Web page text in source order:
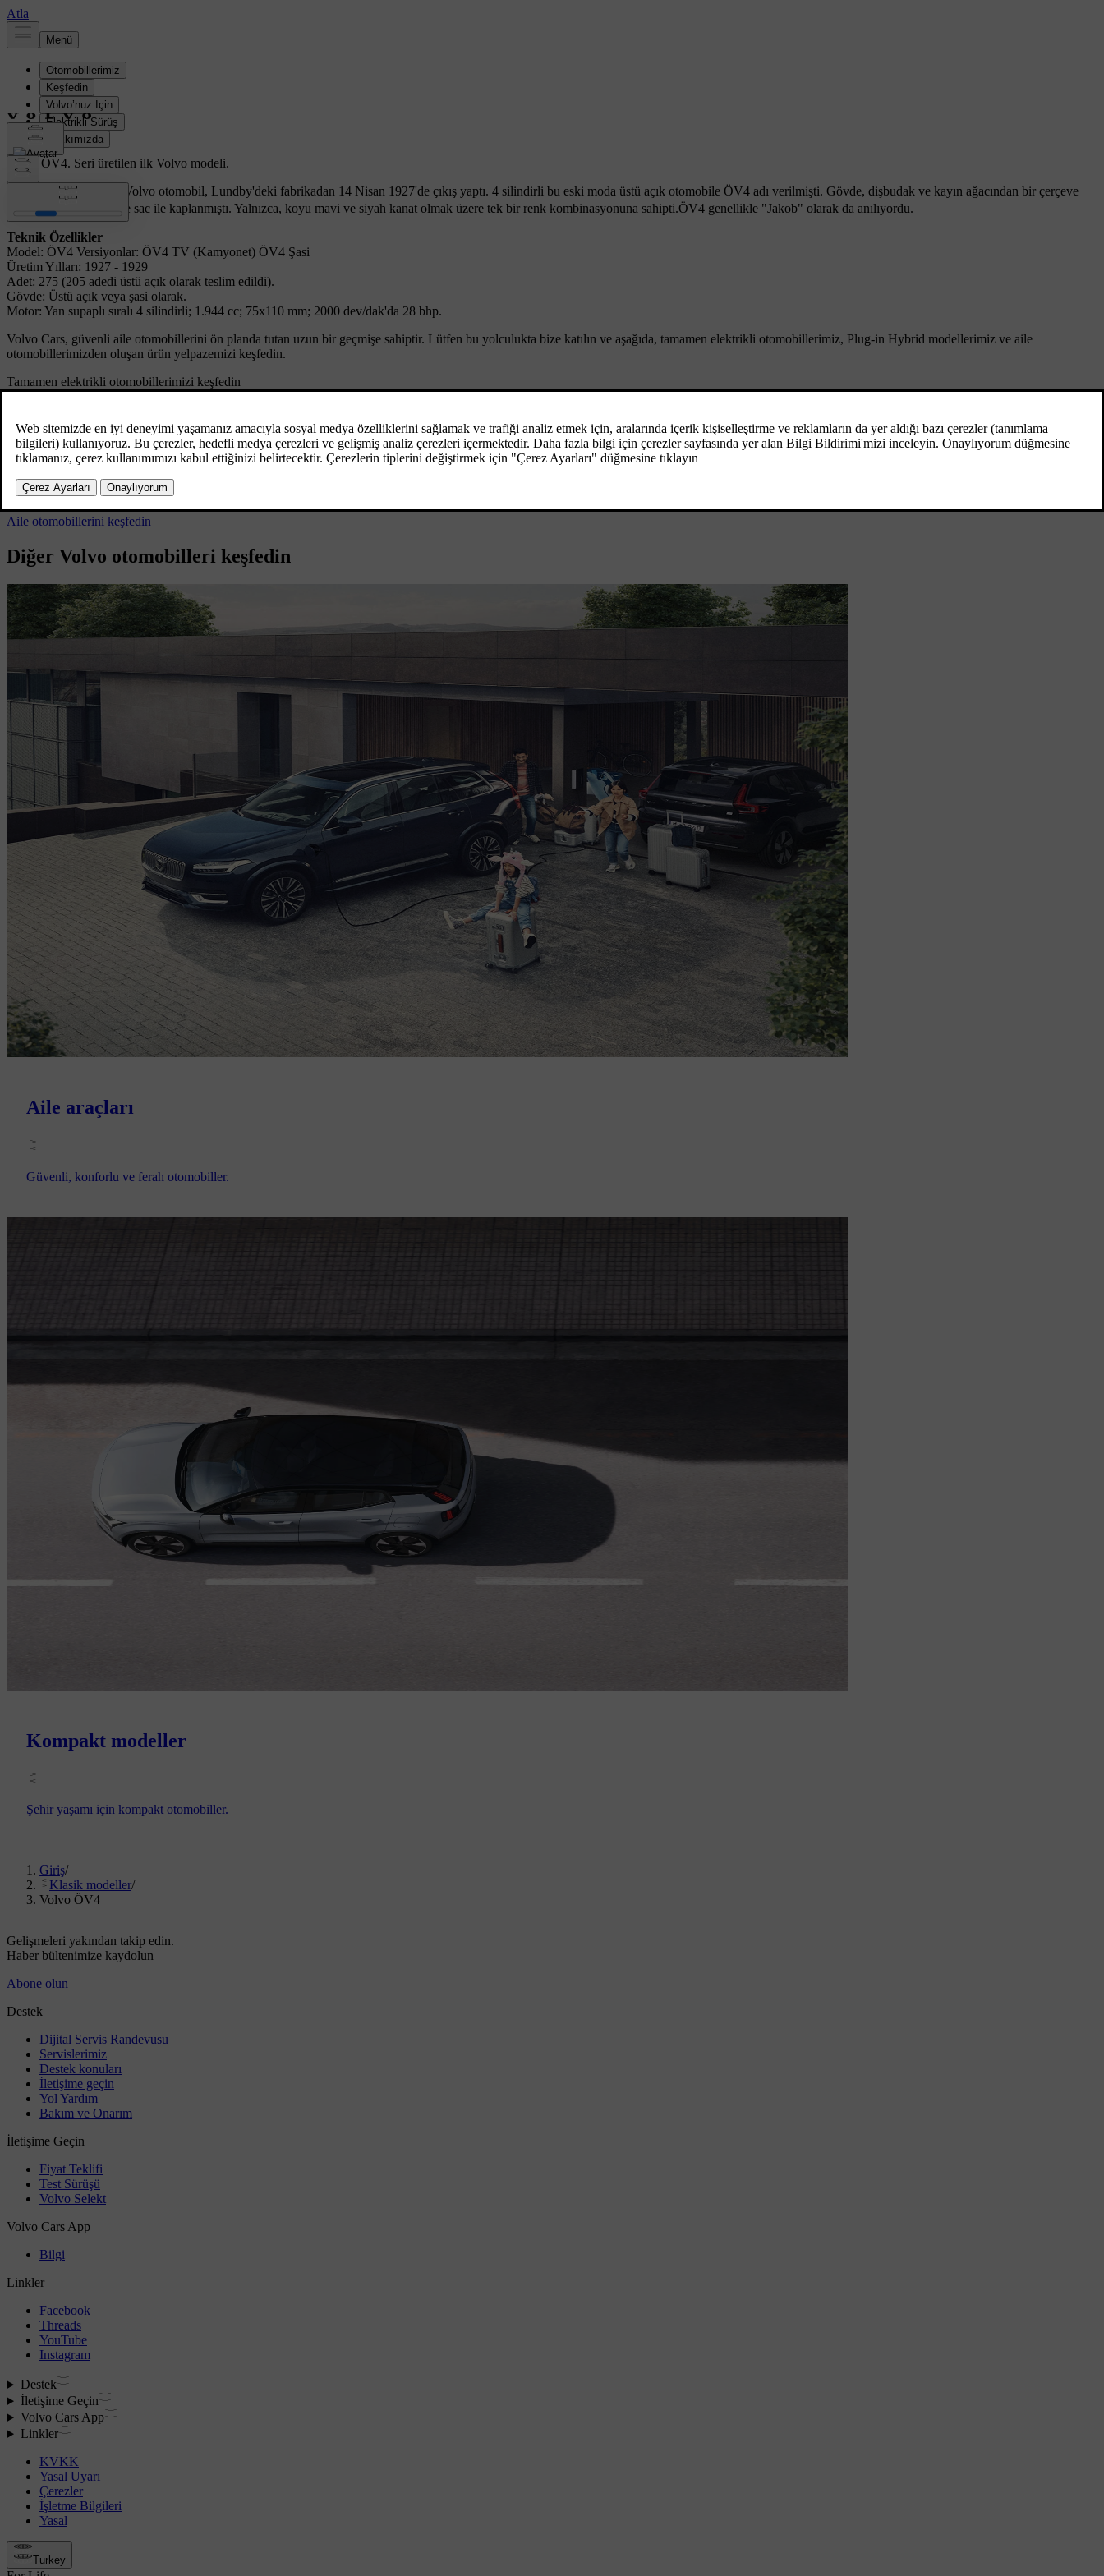
Volvo ÖV4. Seri üretilen ilk Volvo modeli.
Seri olarak üretilen ilk Volvo otomobil, Lundby'deki fabrikadan 14 Nisan 1927'de çıkış yaptı. 4 silindirli bu eski moda üstü açık otomobile ÖV4 adı verilmişti. Gövde, dişbudak ve kayın ağacından bir çerçeve
üzerine inşa edilmişti ve sac ile kaplanmıştı. Yalnızca, koyu mavi ve siyah kanat olmak üzere tek bir renk kombinasyonuna sahipti.ÖV4 genellikle "Jakob" olarak da anılıyordu.
Teknik Özellikler
Model: ÖV4 Versiyonlar: ÖV4 TV (Kamyonet) ÖV4 Şasi
Üretim Yılları: 1927 - 1929
Adet: 275 (205 adedi üstü açık olarak teslim edildi).
Gövde: Üstü açık veya şasi olarak.
Motor: Yan supaplı sıralı 4 silindirli; 1.944 cc; 75x110 mm; 2000 dev/dak'da 28 bhp.
Volvo Cars, güvenli aile otomobillerini ön planda tutan uzun bir geçmişe sahiptir. Lütfen bu yolculukta bize katılın ve aşağıda, tamamen elektrikli otomobillerimiz, Plug-in Hybrid modellerimiz ve aile
otomobillerimizden oluşan ürün yelpazemizi keşfedin.
Tamamen elektrikli otomobillerimizi keşfedin
Plug-in Hybrid modellerimizi keşfedin
Plug-in hybrid otomobilleri keşfedin
Aile otomobillerimizi keşfedin
Aile otomobillerini keşfedin
Diğer Volvo otomobilleri keşfedin
Aile araçları
Güvenli, konforlu ve ferah otomobiller.
Kompakt modeller
Şehir yaşamı için kompakt otomobiller.
Giriş/
Klasik modeller/
Volvo ÖV4